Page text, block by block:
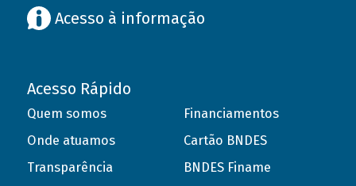
Acesso à informação
Acesso Rápido
Quem somos
Onde atuamos
Transparência
Financiamentos
Cartão BNDES
BNDES Finame